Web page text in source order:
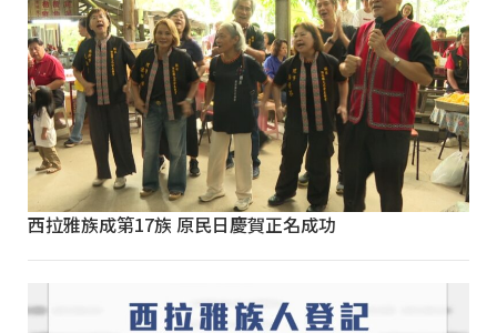
西拉雅族成第17族 原民日慶賀正名成功